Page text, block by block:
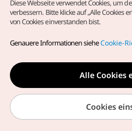
vorbehalten.
dieoffizielle E-Mail-Adresse
german@knto.or.kr
Diese Webseite verwendet Cookies, um
verbessern. Bitte klicke auf „Alle Cookies
von Cookies einverstanden bist.
Genauere Informationen sieheCookie-
Alle Cookies
Cookies